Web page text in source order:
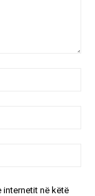
internetit në këtë